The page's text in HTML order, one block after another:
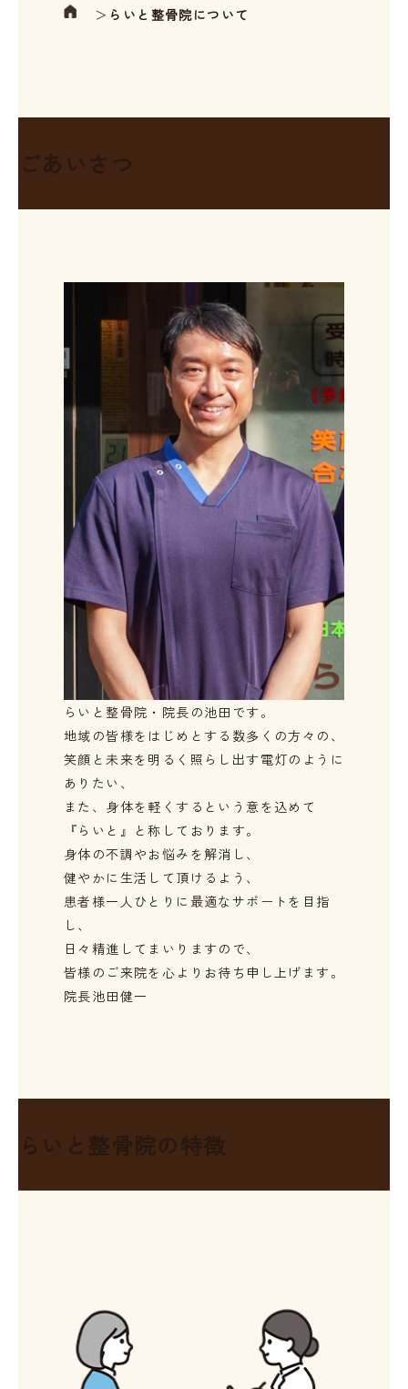
＞ らいと整骨院について
ごあいさつ
らいと整骨院・院長の池田です。
地域の皆様をはじめとする数多くの方々の、
笑顔と未来を明るく照らし出す 電灯のように
ありたい、
また、身体を軽くするという意を込めて
『らいと』と称しております。
身体の不調やお悩みを解消し、
健やかに生活して頂けるよう、
患者様一人ひとりに最適なサポートを目指
し、
日々精進してまいりますので、
皆様のご来院を心よりお待ち申し上げます。
院長池田健一
らいと整骨院の特徴